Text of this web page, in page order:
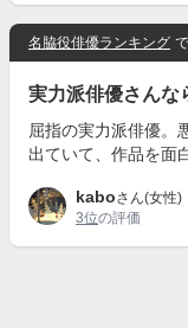
名脇役俳優ランキング
実力派俳優さんな
屈指の実力派俳優。
出ていて、作品を面
kaboさん(女性)
3位の評価